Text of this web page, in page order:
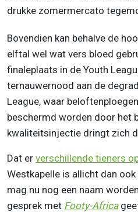
drukke zomermercato
Bovendien kan behalve de
elftal wel wat vers bloed
finaleplaats in de Youth
ternauwernood aan de
League, waar
beschermd worden door het
kwaliteitsinjectie dringt zich
Dat er verschillende tieners
Westkapelle is allicht dan
mag nu nog een naam
gesprek met Footy-Africa